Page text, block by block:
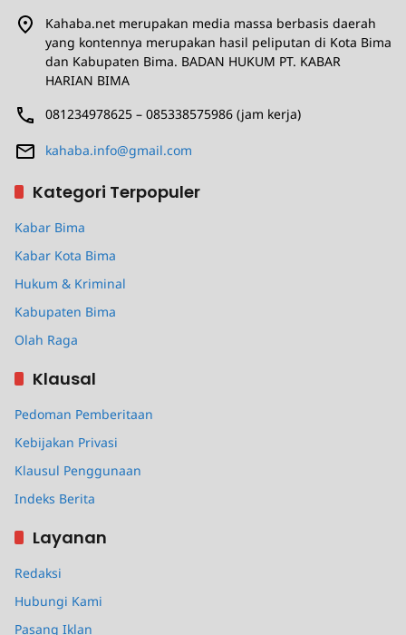
Kahaba.net merupakan media massa berbasis daerah
yang kontennya merupakan hasil peliputan di Kota Bima
dan Kabupaten Bima. BADAN HUKUM PT. KABAR
HARIAN BIMA
081234978625 – 085338575986 (jam kerja)
kahaba.info@gmail.com
Kategori Terpopuler
Kabar Bima
Kabar Kota Bima
Hukum & Kriminal
Kabupaten Bima
Olah Raga
Klausal
Pedoman Pemberitaan
Kebijakan Privasi
Klausul Penggunaan
Indeks Berita
Layanan
Redaksi
Hubungi Kami
Pasang Iklan